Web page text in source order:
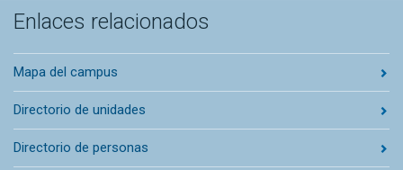
Enlaces relacionados
Mapa del campus
Directorio de unidades
Directorio de personas